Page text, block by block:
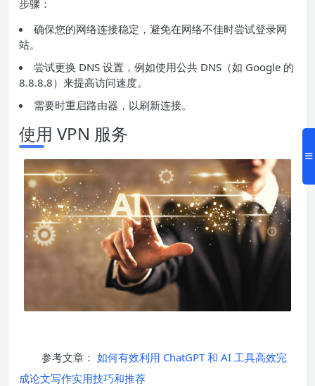
步骤：
确保您的网络连接稳定，避免在网络不佳时尝试登录网
站。
尝试更换 DNS 设置，例如使用公共 DNS（如 Google 的
8.8.8.8）来提高访问速度。
需要时重启路由器，以刷新连接。
使用 VPN 服务
参考文章： 如何有效利用 ChatGPT 和 AI 工具高效完
成论文写作实用技巧和推荐